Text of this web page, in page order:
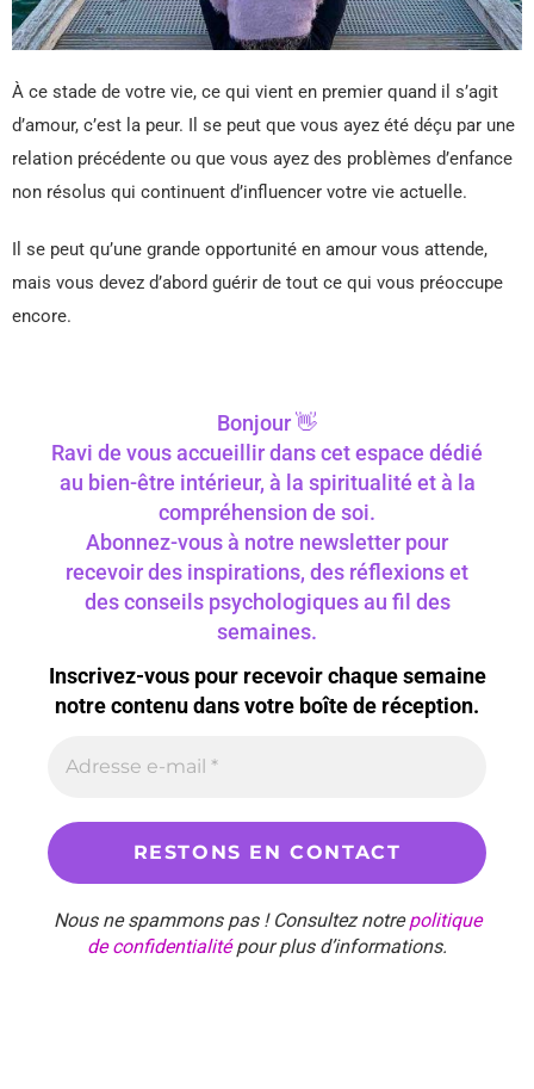
À ce stade de votre vie, ce qui vient en premier quand il s’agit
d’amour, c’est la peur. Il se peut que vous ayez été déçu par une
relation précédente ou que vous ayez des problèmes d’enfance
non résolus qui continuent d’influencer votre vie actuelle.
Il se peut qu’une grande opportunité en amour vous attende,
mais vous devez d’abord guérir de tout ce qui vous préoccupe
encore.
Bonjour 👋
Ravi de vous accueillir dans cet espace dédié
au bien-être intérieur, à la spiritualité et à la
compréhension de soi.
Abonnez-vous à notre newsletter pour
recevoir des inspirations, des réflexions et
des conseils psychologiques au fil des
semaines.
Inscrivez-vous pour recevoir chaque semaine
notre contenu dans votre boîte de réception.
Nous ne spammons pas ! Consultez notrepolitique
de confidentialitépour plus d’informations.